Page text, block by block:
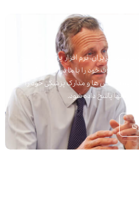
شما عزیزان، نرم افزار پرسش و پاسخ
سوالات خود را با ما در میان بگذارید.
توانید پرسش ها و مدارک پزشکی خود را
به آنها پاسخ داده شود.